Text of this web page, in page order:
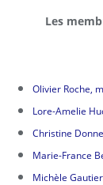
Les
Olivier Roche,
Lore-Amelie
Christine
Marie-France
Michèle